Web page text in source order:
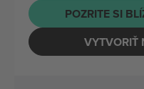
POZRITE SI
VYTVORIŤ